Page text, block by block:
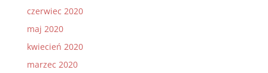
czerwiec 2020
maj 2020
kwiecień 2020
marzec 2020